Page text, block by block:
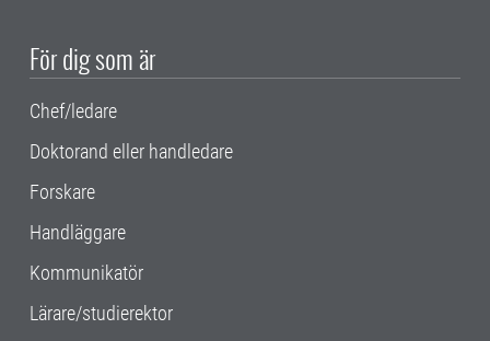
För dig som är
Chef/ledare
Doktorand eller handledare
Forskare
Handläggare
Kommunikatör
Lärare/studierektor